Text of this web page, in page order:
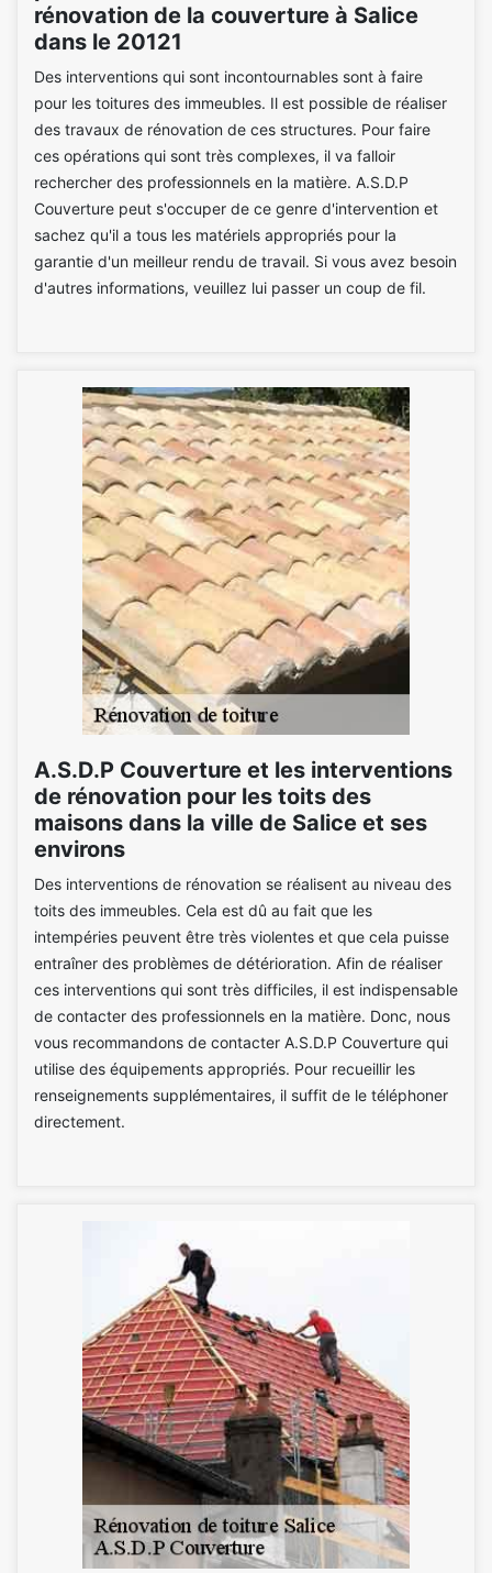
rénovation de la couverture à Salice
dans le 20121
Des interventions qui sont incontournables sont à faire
pour les toitures des immeubles. Il est possible de réaliser
des travaux de rénovation de ces structures. Pour faire
ces opérations qui sont très complexes, il va falloir
rechercher des professionnels en la matière. A.S.D.P
Couverture peut s'occuper de ce genre d'intervention et
sachez qu'il a tous les matériels appropriés pour la
garantie d'un meilleur rendu de travail. Si vous avez besoin
d'autres informations, veuillez lui passer un coup de fil.
A.S.D.P Couverture et les interventions
de rénovation pour les toits des
maisons dans la ville de Salice et ses
environs
Des interventions de rénovation se réalisent au niveau des
toits des immeubles. Cela est dû au fait que les
intempéries peuvent être très violentes et que cela puisse
entraîner des problèmes de détérioration. Afin de réaliser
ces interventions qui sont très difficiles, il est indispensable
de contacter des professionnels en la matière. Donc, nous
vous recommandons de contacter A.S.D.P Couverture qui
utilise des équipements appropriés. Pour recueillir les
renseignements supplémentaires, il suffit de le téléphoner
directement.